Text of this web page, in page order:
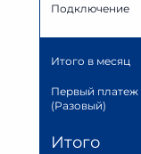
Подключение
Итого в месяц
Первый платеж
(Разовый)
Итого